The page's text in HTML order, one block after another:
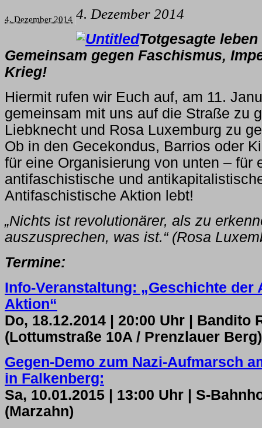
4. Dezember 2014 4. Dezember 2014
Totgesagte
Gemeinsam gegen Faschismus,
Krieg!
Hiermit rufen wir Euch auf, am 11.
gemeinsam mit uns auf die Straße zu
Liebknecht und Rosa Luxemburg zu
Ob in den Gecekondus, Barrios oder
für eine Organisierung von unten – für
antifaschistische und
Antifaschistische Aktion lebt!
„Nichts ist revolutionärer, als zu
auszusprechen, was ist.“ (Rosa
Termine:
Info-Veranstaltung: „Geschichte
Aktion“
Do, 18.12.2014 | 20:00 Uhr | Bandito
(Lottumstraße 10A / Prenzlauer Berg)
Gegen-Demo zum Nazi-Aufmarsch
in Falkenberg:
Sa, 10.01.2015 | 13:00 Uhr | S-
(Marzahn)